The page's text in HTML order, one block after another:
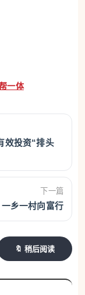
一体
效投资“排头
下一篇
乡一村向富行
🔖 稍后阅读